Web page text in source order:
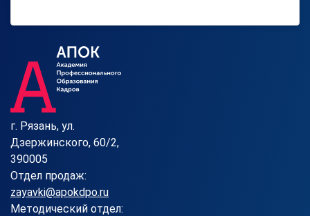
г. Рязань, ул.
Дзержинского, 60/2,
390005
Отдел продаж:
zayavki@apokdpo.ru
Методический отдел: